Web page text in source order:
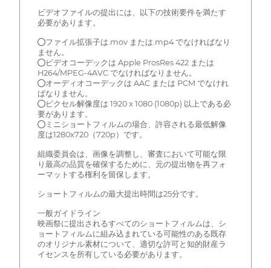
ビデオファイルの提出には、以下の技術要件を満たす
必要があります。
●ファイル拡張子は.mov または.mp4 でなければなり
ません。
●ビデオコーデックは Apple ProsRes 422 または
H264/MPEG-4AVC でなければなりません。
●オーディオコーデックは AAC または PCM でなけれ
ばなりません。
●ピクセル解像度は 1920 x 1080 (1080p) 以上である必
要があります。
●ミニショートフィルムの場合、許容される最低解像
度は1280x720（720p）です。
組織委員会は、画像を調整し、審査において可能な限
り最高の品質を確保するために、元の提出物を再フォ
ーマットする権利を留保します。
ショートフィルムの最大提出時間は25分です。
一般ガイドライン
映画祭に提出されるすべてのショートフィルムは、シ
ョートフィルムに組み込まれている可能性のある既存
のオリジナル素材について、適切な許可と知的財産ラ
イセンスを所有している必要があります。